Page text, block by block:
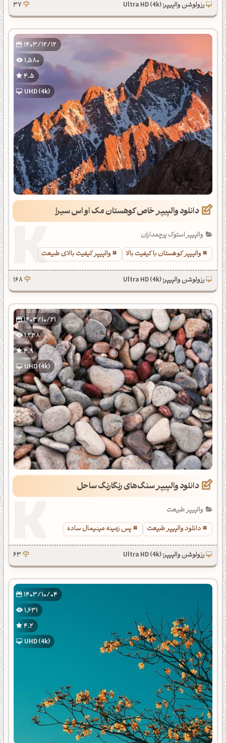
رزولوشن والپیپر: Ultra HD (4k) 37
1403/12/12
1,580
4.5
UHD (4k)
دانلود والپیپر خاص کوهستان مک او اس سیرا
والپیپر استوک پرچمداران
والپیپر کوهستان با کیفیت بالا
والپیپر کیفیت بالای طبیعت
رزولوشن والپیپر: Ultra HD (4k) 168
1403/10/21
1,238
4.9
UHD (4k)
دانلود والپیپر سنگ‌های رنگارنگ ساحل
والپیپر طبیعت
دانلود والپیپر طبیعت
پس زمینه مینیمال ساده
رزولوشن والپیپر: Ultra HD (4k) 63
1403/10/04
1,631
4.2
UHD (4k)